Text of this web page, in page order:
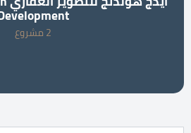
2 مشروع